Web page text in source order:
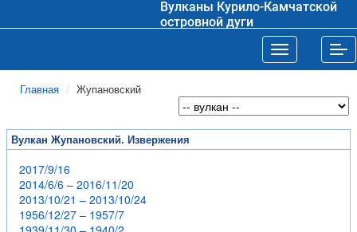
Вулканы Курило-Камчатской
островной дуги
Toggle
Главная Жупановский
Вулкан Жупановский. Извержения
2017/9/16
2014/6/6 – 2016/11/20
2013/10/21 – 2013/10/24
1956/12/27 – 1957/7